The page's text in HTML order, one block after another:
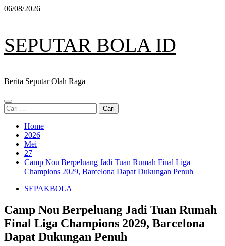
Skip
06/08/2026
SEPUTAR BOLA ID
Berita Seputar Olah Raga
Primary
Menu
Cari
untuk:
Home
2026
Mei
27
Camp Nou Berpeluang Jadi Tuan Rumah Final Liga
Champions 2029, Barcelona Dapat Dukungan Penuh
SEPAKBOLA
Camp Nou Berpeluang Jadi Tuan Rumah
Final Liga Champions 2029, Barcelona
Dapat Dukungan Penuh